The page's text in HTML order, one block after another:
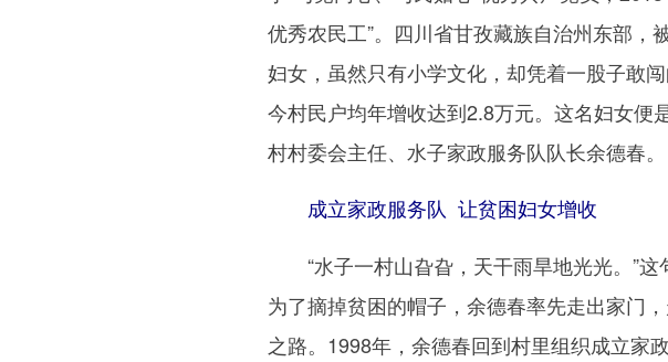
优秀农民工”。四川省甘孜藏族自治州东部，
妇女，虽然只有小学文化，却凭着一股子敢
今村民户均年增收达到2.8万元。这名妇女便
村村委会主任、水子家政服务队队长余德春。
成立家政服务队 让贫困妇女增收
“水子一村山旮旮，天干雨旱地光光。”这
为了摘掉贫困的帽子，余德春率先走出家门
之路。1998年，余德春回到村里组织成立家